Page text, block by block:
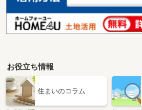
お役立ち情報
住まいのコラム